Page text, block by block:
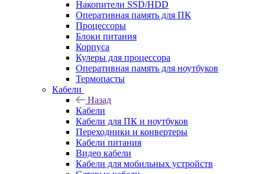
Накопители SSD/HDD
Оперативная память для ПК
Процессоры
Блоки питания
Корпуса
Кулеры для процессора
Оперативная память для ноутбуков
Термопасты
Кабели
Назад
Кабели
Кабели для ПК и ноутбуков
Переходники и конвертеры
Кабели питания
Видео кабели
Кабели для мобильных устройств